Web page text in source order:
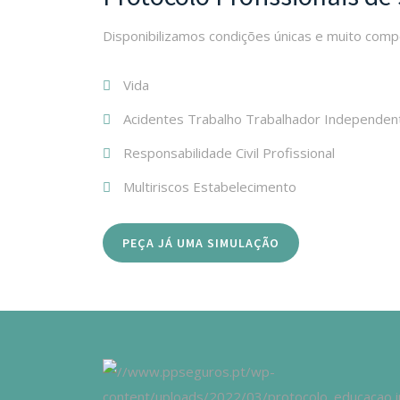
Disponibilizamos condições únicas e muito
Vida
Acidentes Trabalho Trabalhador
Responsabilidade Civil Profissional
Multiriscos Estabelecimento
PEÇA JÁ UMA SIMULAÇÃO